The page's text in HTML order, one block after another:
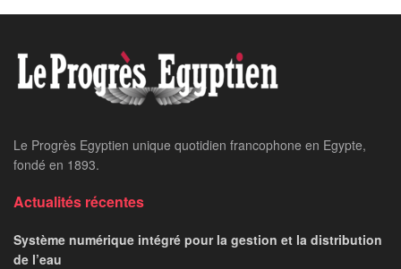
Le Progrès Egyptien unique quotidien francophone en Egypte,
fondé en 1893.
Actualités récentes
Système numérique intégré pour la gestion et la distribution
de l’eau